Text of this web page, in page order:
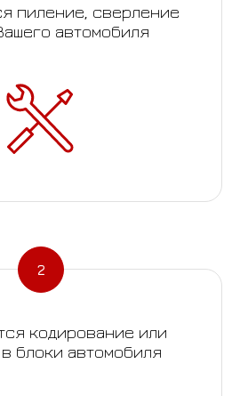
пиление, сверление
автомобиля
кодирование или
блоки автомобиля